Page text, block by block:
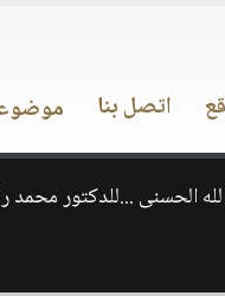
اتصل بنا
الحسنى ...للدكتور محمد